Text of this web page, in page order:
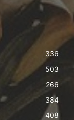
336
503
266
384
408